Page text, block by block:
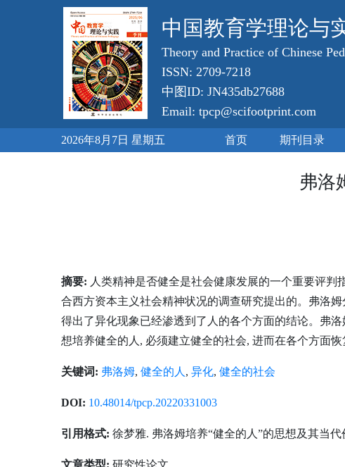
中国教育学理论与
Theory and Practice of Chinese
ISSN: 2709-7218
中图ID: JN435db27688
Email: tpcp@scifootprint.com
2026年8月7日 星期五 首页 期刊目录
弗洛
摘要: 人类精神是否健全是社会健康发展的一个重要评
合西方资本主义社会精神状况的调查研究提出的。弗洛
得出了异化现象已经渗透到了人的各个方面的结论。弗
想培养健全的人, 必须建立健全的社会, 进而在各个方面
关键词: 弗洛姆, 健全的人 , 异化, 健全的社会
DOI: 10.48014/tpcp.20220331003
引用格式: 徐梦雅. 弗洛姆培养“健全的人”的思想及其当
文章类型: 研究性论文